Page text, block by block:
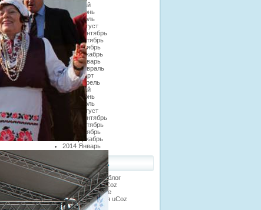
2012 Май
2012 Июнь
2012 Июль
2012 Август
2012 Сентябрь
2012 Октябрь
2012 Ноябрь
2012 Декабрь
2013 Январь
2013 Февраль
2013 Март
2013 Апрель
2013 Май
2013 Июнь
2013 Июль
2013 Август
2013 Сентябрь
2013 Октябрь
2013 Ноябрь
2013 Декабрь
2014 Январь
ДРУЗЬЯ САЙТА
Официальный блог
Сообщество uCoz
FAQ по системе
Инструкции для uCoz